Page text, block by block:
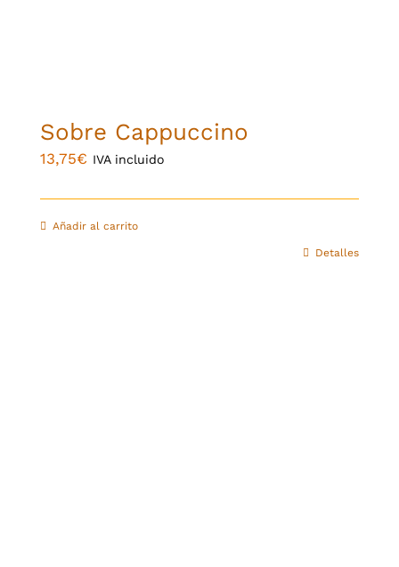
Sobre Cappuccino
13,75€ IVA incluido
Añadir al carrito
Detalles